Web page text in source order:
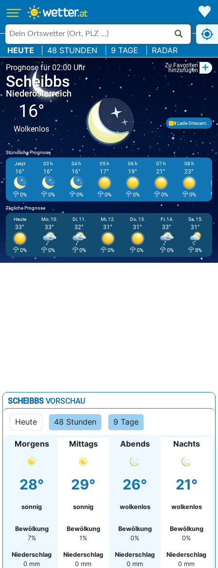
HEUTE 48 STUNDEN 9 TAGE RADAR
Prognose für 02:00 Uhr Zu Favoriten
hinzufügen +
Scheibbs
Niederösterreich
16°
Wolkenlos
Lade Ortscam..
Stündliche Prognose
Jetzt
16°
0%
03 h
16°
0%
04 h
16°
0%
05 h
17°
0%
06 h
19°
0%
07 h
21°
0%
08 h
23°
0%
Tägliche Prognose
Heute
33°
0%
Mo, 10.
33°
0%
Di, 11.
32°
0%
Mi, 12.
31°
0%
Do, 13.
31°
0%
Fr, 14.
33°
0%
Sa, 15.
31°
8%
SCHEIBBSVORSCHAU
Heute 48 Stunden 9 Tage
Morgens
28°
sonnig
Bewölkung
7%
Niederschlag
0 mm
Mittags
29°
sonnig
Bewölkung
1%
Niederschlag
0 mm
Abends
26°
wolkenlos
Bewölkung
0%
Niederschlag
0 mm
Nachts
21°
wolkenlos
Bewölkung
0%
Niederschlag
0 mm